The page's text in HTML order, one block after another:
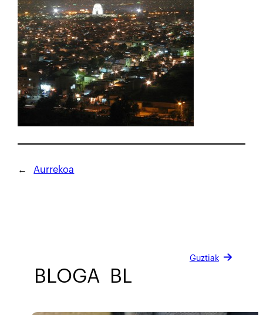
← Aurrekoa
BLOGA BLOGA
Guztiak